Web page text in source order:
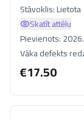
Stāvoklis:Lietota
Skatīt attēlu
Pievienots:
Vāka defekts
€17.50